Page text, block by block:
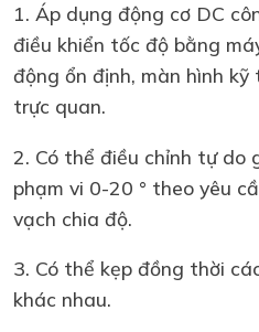
1. Áp dụng động cơ DC
điều khiển tốc độ bằng
động ổn định, màn hình
trực quan.
2. Có thể điều chỉnh tự do
phạm vi 0-20 ° theo yêu
vạch chia độ.
3. Có thể kẹp đồng thời
khác nhau.